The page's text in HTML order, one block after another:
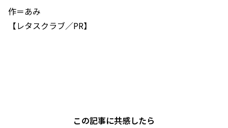
作＝あみ
【レタスクラブ／PR】
この記事に共感したら